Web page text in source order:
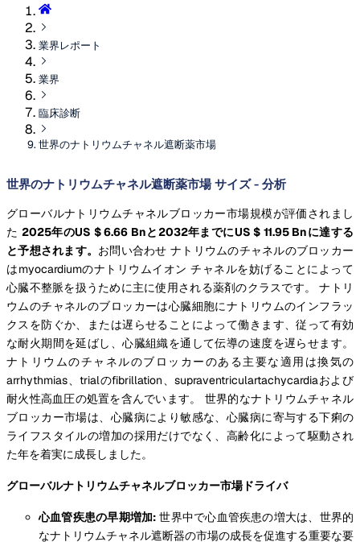
業界レポート
業界
臨床診断
世界のナトリウムチャネル遮断薬市場
世界のナトリウムチャネル遮断薬市場 サイズ - 分析
グローバルナトリウムチャネルブロッカー市場規模が評価されまし
た 2025年のUS $ 6.66 Bnと2032年までにUS $ 11.95 Bnに達する
と予想されます。 お問い合わせ ナトリウムのチャネルのブロッカー
はmyocardiumのナトリウムイオン チャネルを妨げることによって
心臓不整脈を扱うために主に使用される薬剤のクラスです。 ナトリ
ウムのチャネルのブロッカーは心臓細胞にナトリウムのインフラッ
クスを防ぐか、または遅らせることによって働きます、従って有効
な耐火期間を延ばし、心臓組織を通して伝導の速度を遅らせます。
ナトリウムのチャネルのブロッカーのある主要な適用は換気の
arrhythmias、trialのfibrillation、supraventriculartachycardiaおよび
耐火性高血圧の処置を含んでいます。 世界的なナトリウムチャネル
ブロッカー市場は、心臓病により敏感な、心臓病に寄与する下痢の
ライフスタイルの増加の採用だけでなく、高齢化によって駆動され
た年を着実に成長しました。
グローバルナトリウムチャネルブロッカー市場ドライバ
心血管疾患の早期増加: 世界中で心血管疾患の増大は、世界的
なナトリウムチャネル遮断器の市場の成長を促進する重要な要